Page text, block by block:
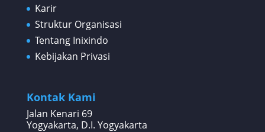
Karir
Struktur Organisasi
Tentang Inixindo
Kebijakan Privasi
Kontak Kami
Jalan Kenari 69
Yogyakarta, D.I. Yogyakarta